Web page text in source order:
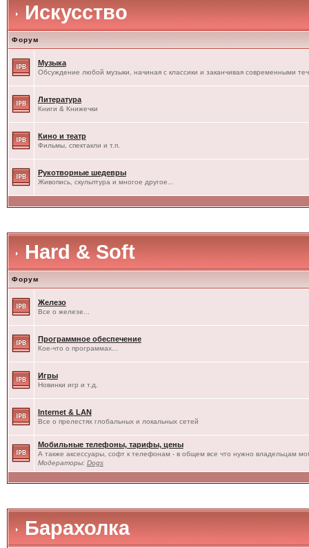
Искусство
Форум
Музыка
Обсуждение любой музыки, начиная с классики и заканчивая современными
Литература
Книги & Книжечки
Кино и театр
Фильмы, спектакли и т.п.
Рукотворные шедевры
Живопись, скульптура и многое другое...
Hard & Soft
Форум
Железо
Все о железе...
Программное обеспечение
Кое-что о программах...
Игры
Новинки игр и т.д.
Internet & LAN
Все о прелестях глобальных и локальных сетей
Мобильные телефоны, тарифы, цены
А также аксессуары, софт к телефонам - в общем все что нужно владельцам
Модераторы: Dogs
Барахолка